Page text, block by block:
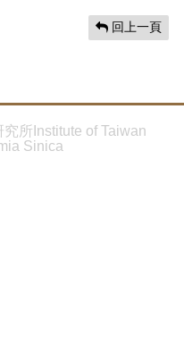
回上一頁
所Institute of Taiwan
Sinica